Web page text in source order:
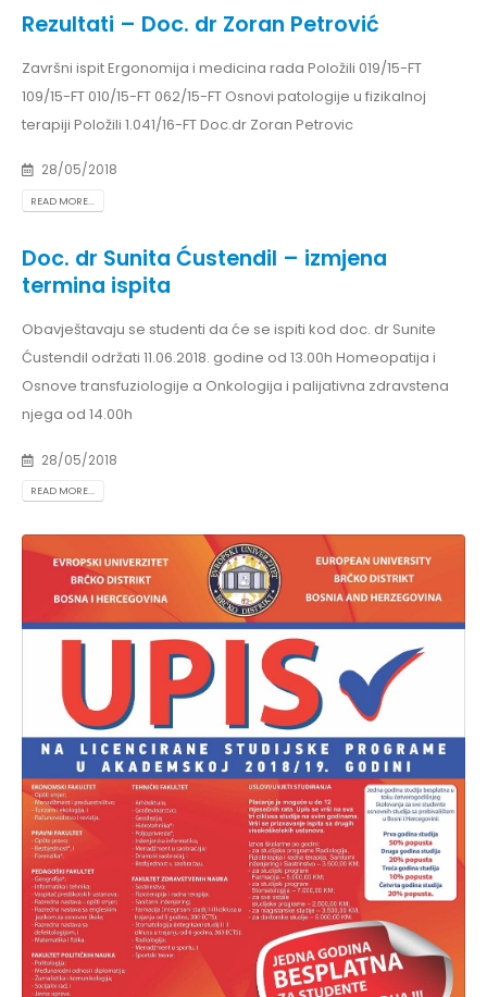
Rezultati – Doc. dr Zoran Petrović
Završni ispit Ergonomija i medicina rada Položili 019/15-FT
109/15-FT 010/15-FT 062/15-FT Osnovi patologije u fizikalnoj
terapiji Položili 1.041/16-FT Doc.dr Zoran Petrovic
28/05/2018
READ MORE...
Doc. dr Sunita Ćustendil – izmjena
termina ispita
Obavještavaju se studenti da će se ispiti kod doc. dr Sunite
Ćustendil održati 11.06.2018. godine od 13.00h Homeopatija i
Osnove transfuziologije a Onkologija i palijativna zdravstena
njega od 14.00h
28/05/2018
READ MORE...